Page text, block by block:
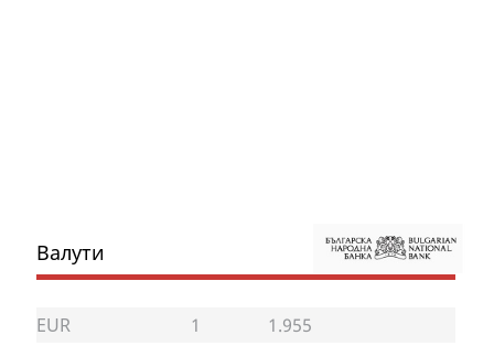
Валути
EUR 1
1.955